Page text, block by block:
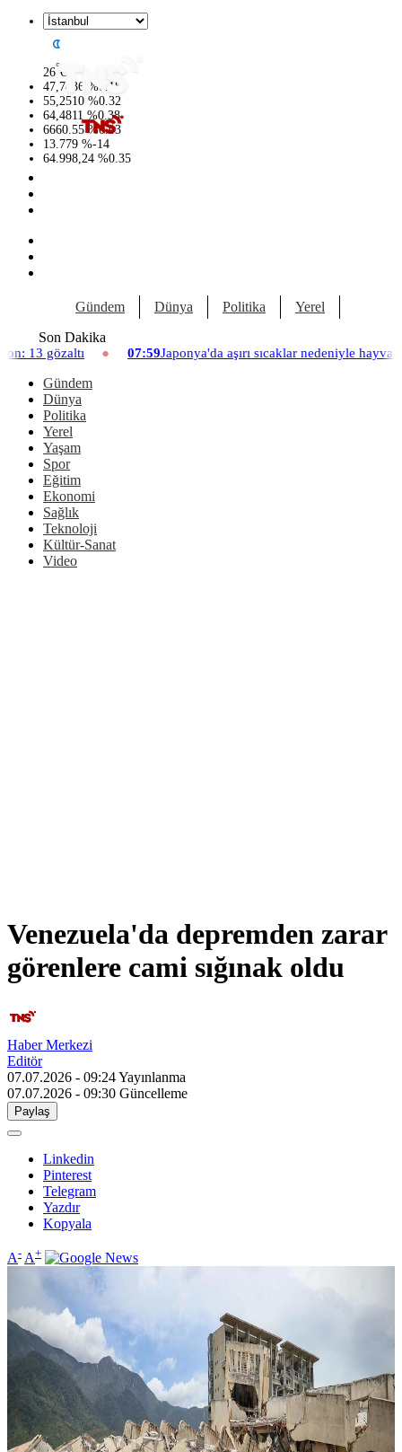
26°C
47,7436 %0.18
55,2510 %0.32
64,4811 %0.38
6660.55 %0.03
13.779 %-14
64.998,24 %0.35
Gündem Dünya Politika Yerel
Son Dakika
07:59Japonya'da aşırı sıcaklar nedeniyle hayvanat bahçesinde üç
Gündem
Dünya
Politika
Yerel
Yaşam
Spor
Eğitim
Ekonomi
Sağlık
Teknoloji
Kültür-Sanat
Video
Venezuela'da depremden zarar
görenlere cami sığınak oldu
Haber Merkezi
Editör
07.07.2026 - 09:24Yayınlanma
07.07.2026 - 09:30 Güncelleme
Paylaş
Linkedin
Pinterest
Telegram
Yazdır
Kopyala
A- A+